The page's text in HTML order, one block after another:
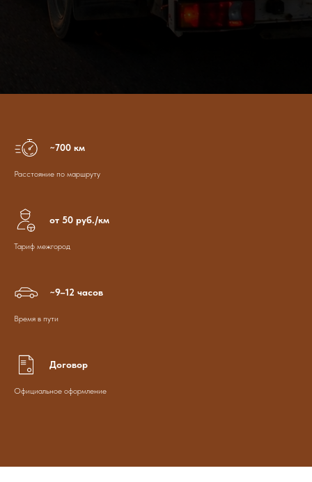
~700 км
Расстояние по маршруту
от 50 руб./км
Тариф межгород
~9–12 часов
Время в пути
Договор
Официальное оформление